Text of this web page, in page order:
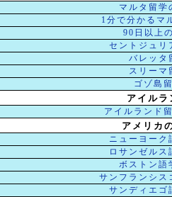
マルタ留学
1分で分かるマ
90日以上
セントジュリ
バレッタ
スリーマ
ゴゾ島
アイルラ
アイルランド
アメリカ
ニューヨーク
ロサンゼルス
ボストン語
サンフランシス
サンディエゴ